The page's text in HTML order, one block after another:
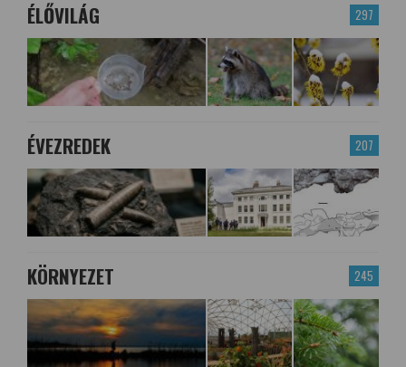
297
ÉLŐVILÁG
207
ÉVEZREDEK
245
KÖRNYEZET